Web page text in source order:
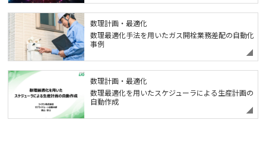
数理計画・最適化
数理最適化手法を用いたガス開栓業務差配の自動化
事例
数理計画・最適化
数理最適化を用いたスケジューラによる生産計画の
自動作成